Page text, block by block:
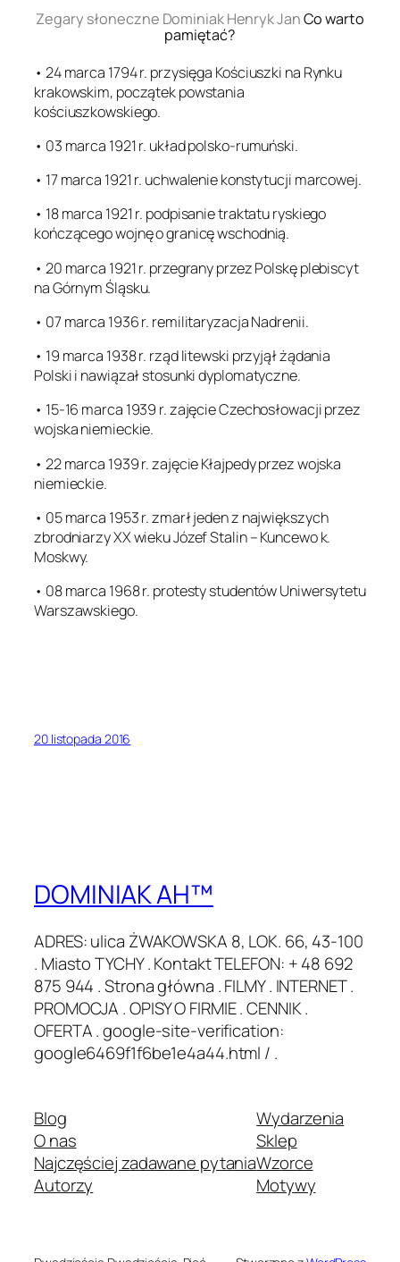
Zegary słoneczne Dominiak Henryk JanCo warto
pamiętać?
• 24 marca 1794 r. przysięga Kościuszki na Rynku
krakowskim, początek powstania
kościuszkowskiego.
• 03 marca 1921 r. układ polsko-rumuński.
• 17 marca 1921 r. uchwalenie konstytucji marcowej.
• 18 marca 1921 r. podpisanie traktatu ryskiego
kończącego wojnę o granicę wschodnią.
• 20 marca 1921 r. przegrany przez Polskę plebiscyt
na Górnym Śląsku.
• 07 marca 1936 r. remilitaryzacja Nadrenii.
• 19 marca 1938 r. rząd litewski przyjął żądania
Polski i nawiązał stosunki dyplomatyczne.
• 15-16 marca 1939 r. zajęcie Czechosłowacji przez
wojska niemieckie.
• 22 marca 1939 r. zajęcie Kłajpedy przez wojska
niemieckie.
• 05 marca 1953 r. zmarł jeden z największych
zbrodniarzy XX wieku Józef Stalin – Kuncewo k.
Moskwy.
• 08 marca 1968 r. protesty studentów Uniwersytetu
Warszawskiego.
20 listopada 2016
DOMINIAK AH™
ADRES: ulica ŻWAKOWSKA 8, LOK. 66, 43-100
. Miasto TYCHY . Kontakt TELEFON: + 48 692
875 944 . Strona główna . FILMY . INTERNET .
PROMOCJA . OPISY O FIRMIE . CENNIK .
OFERTA . google-site-verification:
google6469f1f6be1e4a44.html / .
Blog
O nas
Najczęściej zadawane pytania
Autorzy
Wydarzenia
Sklep
Wzorce
Motywy